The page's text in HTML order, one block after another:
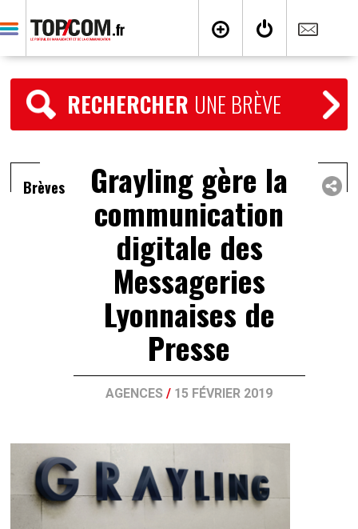
RECHERCHER UNE BRÈVE
Brèves Grayling gère la
communication
digitale des
Messageries
Lyonnaises de
Presse
AGENCES / 15 FÉVRIER 2019